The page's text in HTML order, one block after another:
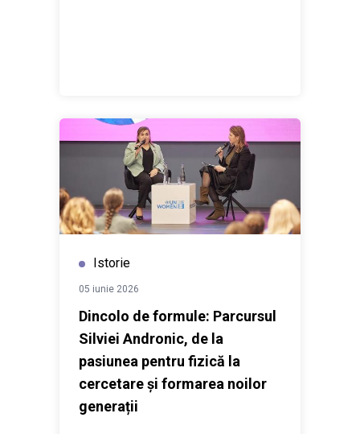
Istorie
05 iunie 2026
Dincolo de formule: Parcursul
Silviei Andronic, de la
pasiunea pentru fizică la
cercetare și formarea noilor
generații